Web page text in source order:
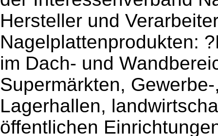
Hersteller und
Nagelplattenprodukten:
im Dach- und
Supermärkten,
Lagerhallen,
öffentlichen